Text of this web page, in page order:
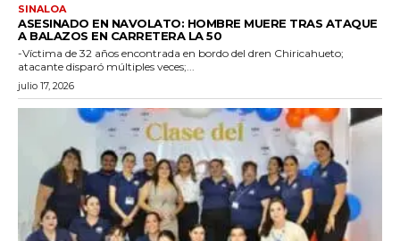
SINALOA
ASESINADO EN NAVOLATO: HOMBRE MUERE TRAS ATAQUE
A BALAZOS EN CARRETERA LA 50
-Víctima de 32 años encontrada en bordo del dren Chiricahueto;
atacante disparó múltiples veces;...
julio 17, 2026